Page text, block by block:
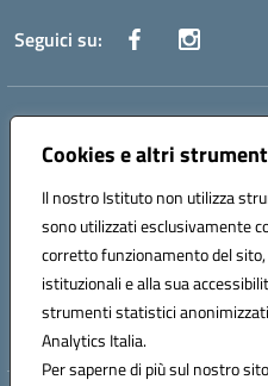
Cookies e altri
Il nostro Istituto non utilizza
sono utilizzati esclusivamente
corretto funzionamento del
istituzionali e alla sua
strumenti statistici
Analytics Italia.
Per saperne di più sul nostro
Seguici su:
Indirizzo:Via Vecchini n. 2, Ancona
60129
Posta elettronica certificata (PEC):
Codice fiscale: 93122280428
Codice meccanografico:
Codice Indice delle Pubbliche
Codice unico di fatturazione (CUF):